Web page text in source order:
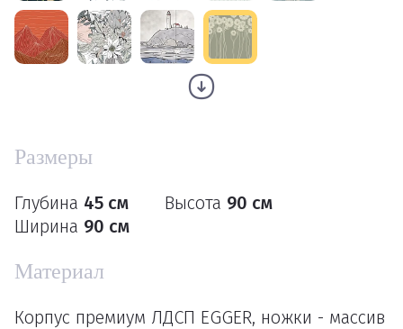
Размеры
Глубина 45 см Высота 90 см
Ширина 90 см
Материал
Корпус премиум ЛДСП EGGER, ножки - массив